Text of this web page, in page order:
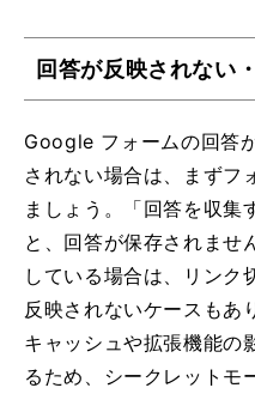
回答が反映されない
Google フォームの回答
されない場合は、まずフ
ましょう。「回答を収集
と、回答が保存されませ
している場合は、リンク
反映されないケースもあ
キャッシュや拡張機能の
るため、シークレットモ